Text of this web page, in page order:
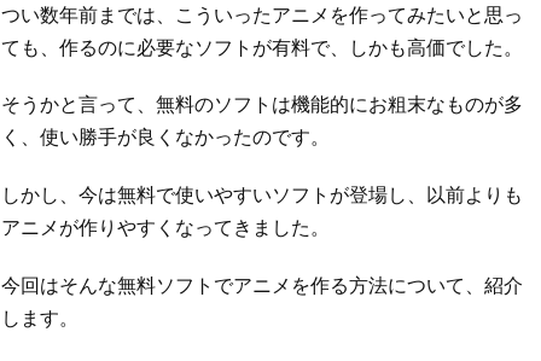
つい数年前までは、こういったアニメを作ってみたいと思っ
ても、作るのに必要なソフトが有料で、しかも高価でした。
そうかと言って、無料のソフトは機能的にお粗末なものが多
く、使い勝手が良くなかったのです。
しかし、今は無料で使いやすいソフトが登場し、以前よりも
アニメが作りやすくなってきました。
今回はそんな無料ソフトでアニメを作る方法について、紹介
します。